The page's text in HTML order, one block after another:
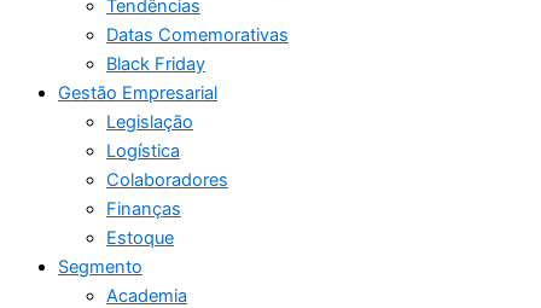
Tendências
Datas Comemorativas
Black Friday
Gestão Empresarial
Legislação
Logística
Colaboradores
Finanças
Estoque
Segmento
Academia